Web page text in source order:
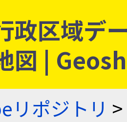
政区域デ
図 |
リポジトリ >